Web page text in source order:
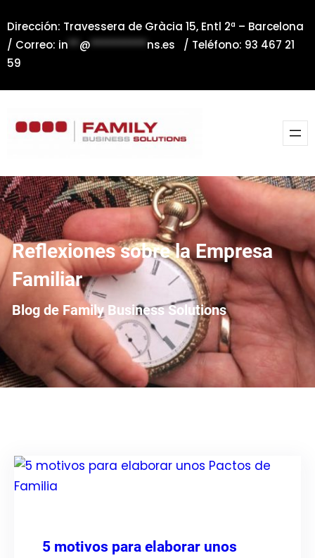
al
contenido
Dirección: Travessera de Gràcia 15, Entl 2ª – Barcelona
/ Correo: in**@**********ns.es / Teléfono: 93 467 21
59
Reflexiones sobre la Empresa
Familiar
Blog de Family Business Solutions
5 motivos para elaborar unos